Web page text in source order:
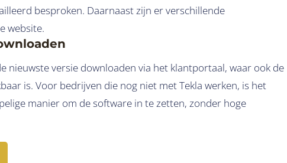
besproken. Daarnaast zijn er verschillende
website.
nieuwste versie downloaden via het klantportaal, waar ook de
is. Voor bedrijven die nog niet met Tekla werken, is het
manier om de software in te zetten, zonder hoge